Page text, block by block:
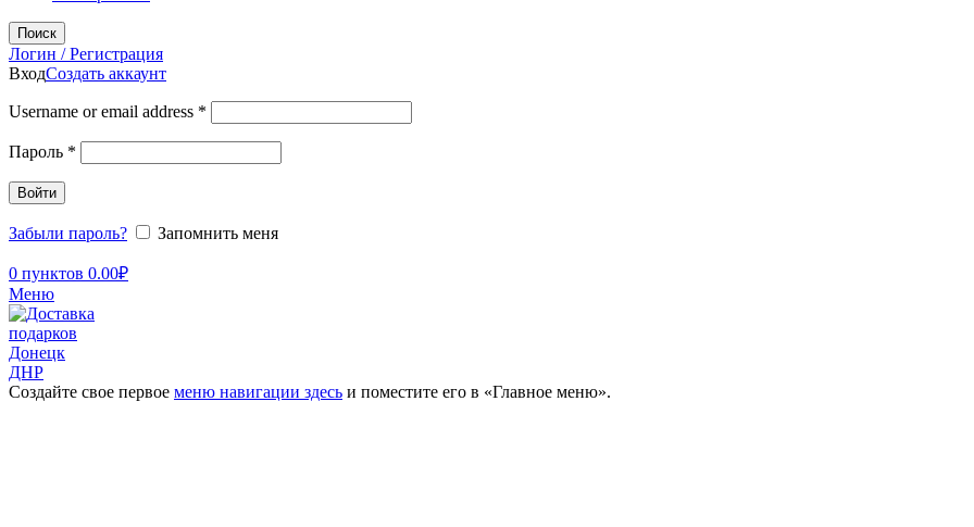
Поиск
Логин / Регистрация
ВходСоздать аккаунт
Username or email address *
Пароль *
Войти
Забыли пароль? Запомнить меня
0 пунктов 0.00₽
Меню
Создайте свое первое меню навигации здесь и поместите его в «Главное меню».